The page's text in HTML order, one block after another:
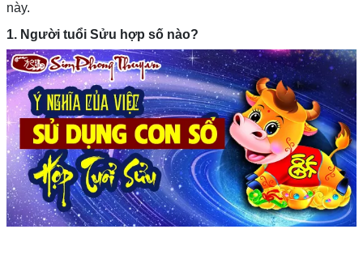
này.
1. Người tuổi Sửu hợp số nào?